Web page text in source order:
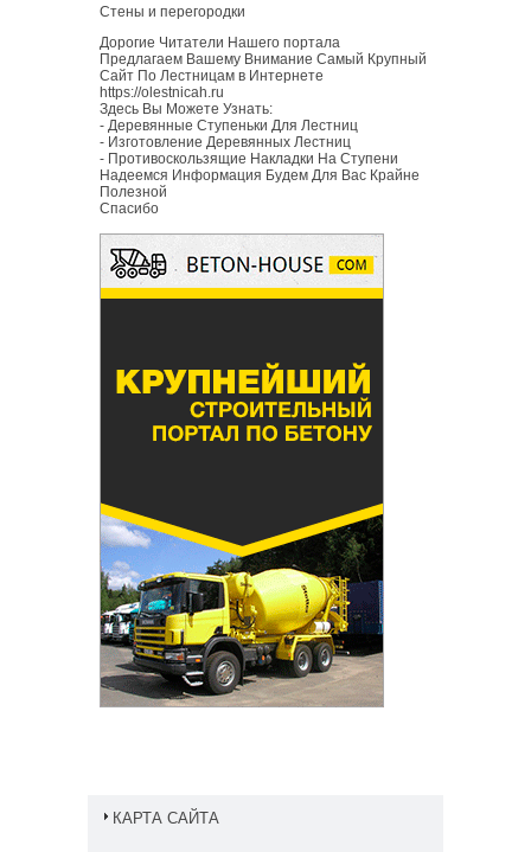
Стены и перегородки
Дорогие Читатели Нашего портала
Предлагаем Вашему Внимание Самый Крупный
Сайт По Лестницам в Интернете
https://olestnicah.ru
Здесь Вы Можете Узнать:
- Деревянные Ступеньки Для Лестниц
- Изготовление Деревянных Лестниц
- Противоскользящие Накладки На Ступени
Надеемся Информация Будем Для Вас Крайне
Полезной
Спасибо
КАРТА САЙТА